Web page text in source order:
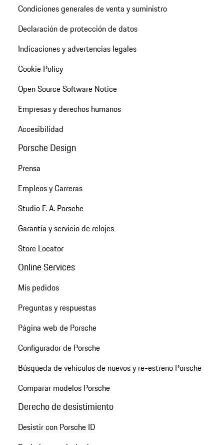
Condiciones generales de venta y suministro
Declaración de protección de datos
Indicaciones y advertencias legales
Cookie Policy
Open Source Software Notice
Empresas y derechos humanos
Accesibilidad
Porsche Design
Prensa
Empleos y Carreras
Studio F. A. Porsche
Garantía y servicio de relojes
Store Locator
Online Services
Mis pedidos
Preguntas y respuestas
Página web de Porsche
Configurador de Porsche
Búsqueda de vehículos de nuevos y re-estreno Porsche
Comparar modelos Porsche
Derecho de desistimiento
Desistir con Porsche ID